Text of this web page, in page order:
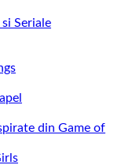
Seriale
din Game of